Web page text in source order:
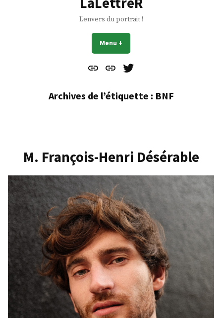
L'envers du portrait !
Menu +
Contact
À
Mes
Archives de l’étiquette : BNF
M. François-Henri Désérable